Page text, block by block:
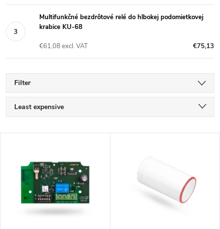
Multifunkčné bezdrôtové relé do hlbokej podomietkovej
krabice KU-68
€75,13
€61,08 excl. VAT
Filter
P
r
Least expensive
Alphabetically